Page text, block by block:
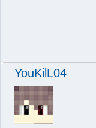
YouKilL04